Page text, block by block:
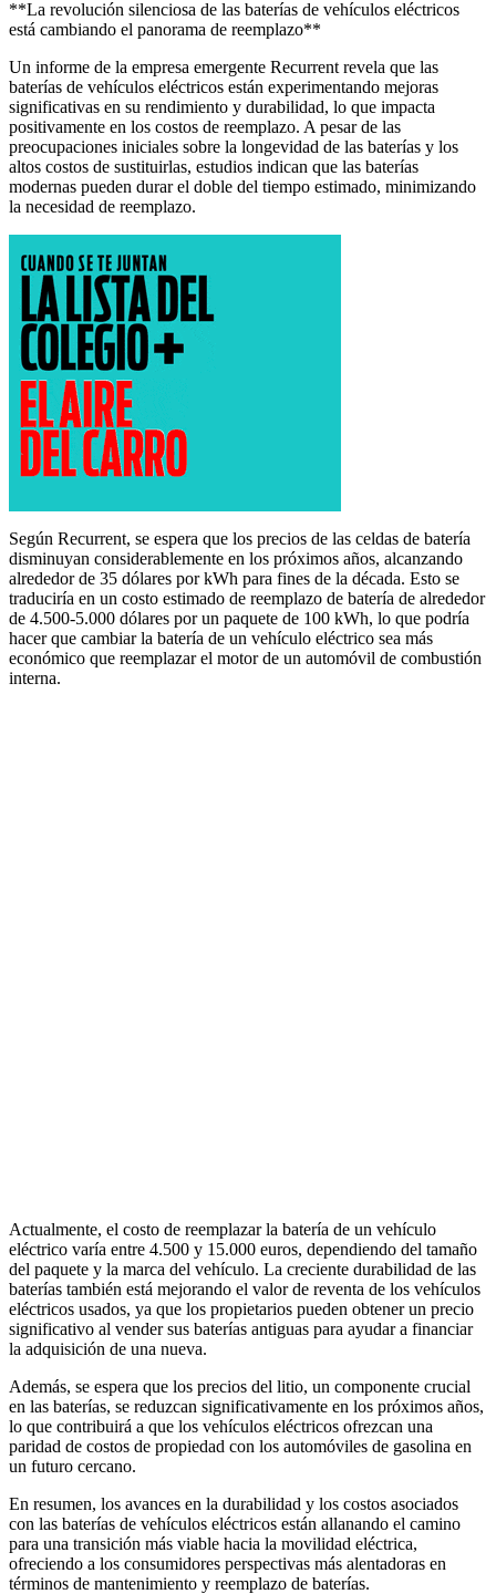
**La revolución silenciosa de las baterías de vehículos eléctricos
está cambiando el panorama de reemplazo**
Un informe de la empresa emergente Recurrent revela que las
baterías de vehículos eléctricos están experimentando mejoras
significativas en su rendimiento y durabilidad, lo que impacta
positivamente en los costos de reemplazo. A pesar de las
preocupaciones iniciales sobre la longevidad de las baterías y los
altos costos de sustituirlas, estudios indican que las baterías
modernas pueden durar el doble del tiempo estimado, minimizando
la necesidad de reemplazo.
Según Recurrent, se espera que los precios de las celdas de batería
disminuyan considerablemente en los próximos años, alcanzando
alrededor de 35 dólares por kWh para fines de la década. Esto se
traduciría en un costo estimado de reemplazo de batería de alrededor
de 4.500-5.000 dólares por un paquete de 100 kWh, lo que podría
hacer que cambiar la batería de un vehículo eléctrico sea más
económico que reemplazar el motor de un automóvil de combustión
interna.
Actualmente, el costo de reemplazar la batería de un vehículo
eléctrico varía entre 4.500 y 15.000 euros, dependiendo del tamaño
del paquete y la marca del vehículo. La creciente durabilidad de las
baterías también está mejorando el valor de reventa de los vehículos
eléctricos usados, ya que los propietarios pueden obtener un precio
significativo al vender sus baterías antiguas para ayudar a financiar
la adquisición de una nueva.
Además, se espera que los precios del litio, un componente crucial
en las baterías, se reduzcan significativamente en los próximos años,
lo que contribuirá a que los vehículos eléctricos ofrezcan una
paridad de costos de propiedad con los automóviles de gasolina en
un futuro cercano.
En resumen, los avances en la durabilidad y los costos asociados
con las baterías de vehículos eléctricos están allanando el camino
para una transición más viable hacia la movilidad eléctrica,
ofreciendo a los consumidores perspectivas más alentadoras en
términos de mantenimiento y reemplazo de baterías.